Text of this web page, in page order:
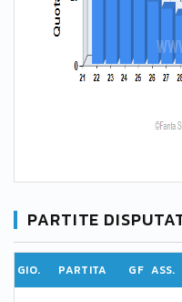
PARTITE
GIO. PARTITA GF ASS.